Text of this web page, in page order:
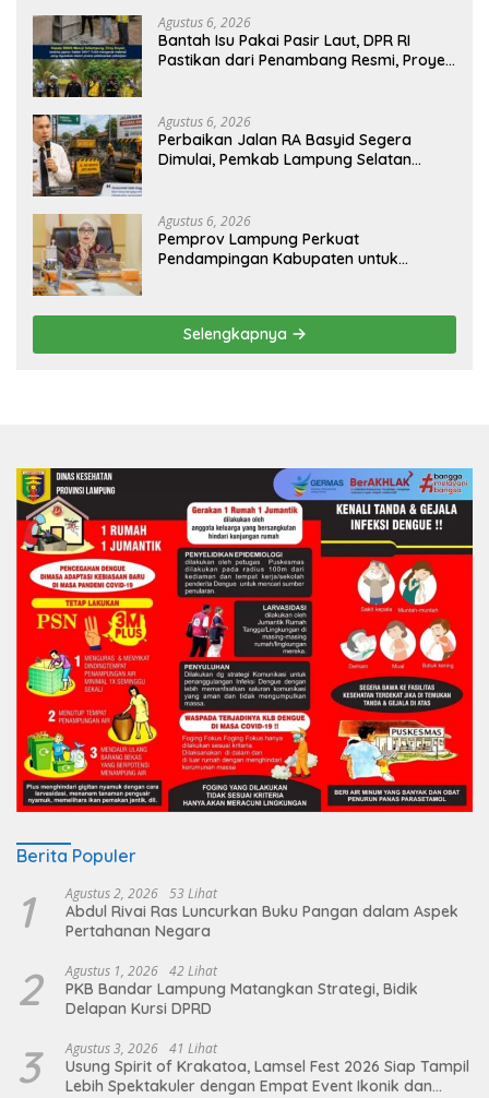
Agustus 6, 2026
Bantah Isu Pakai Pasir Laut, DPR RI
Pastikan dari Penambang Resmi, Proyek
Agustus 6, 2026
Perbaikan Jalan RA Basyid Segera
Dimulai, Pemkab Lampung Selatan
Agustus 6, 2026
Pemprov Lampung Perkuat
Pendampingan Kabupaten untuk
Selengkapnya
Berita Populer
1 Agustus 2, 2026 53 Lihat
Abdul Rivai Ras Luncurkan Buku Pangan dalam Aspek
Pertahanan Negara
2 Agustus 1, 2026 42 Lihat
PKB Bandar Lampung Matangkan Strategi, Bidik
Delapan Kursi DPRD
3 Agustus 3, 2026 41 Lihat
Usung Spirit of Krakatoa, Lamsel Fest 2026 Siap Tampil
Lebih Spektakuler dengan Empat Event Ikonik dan